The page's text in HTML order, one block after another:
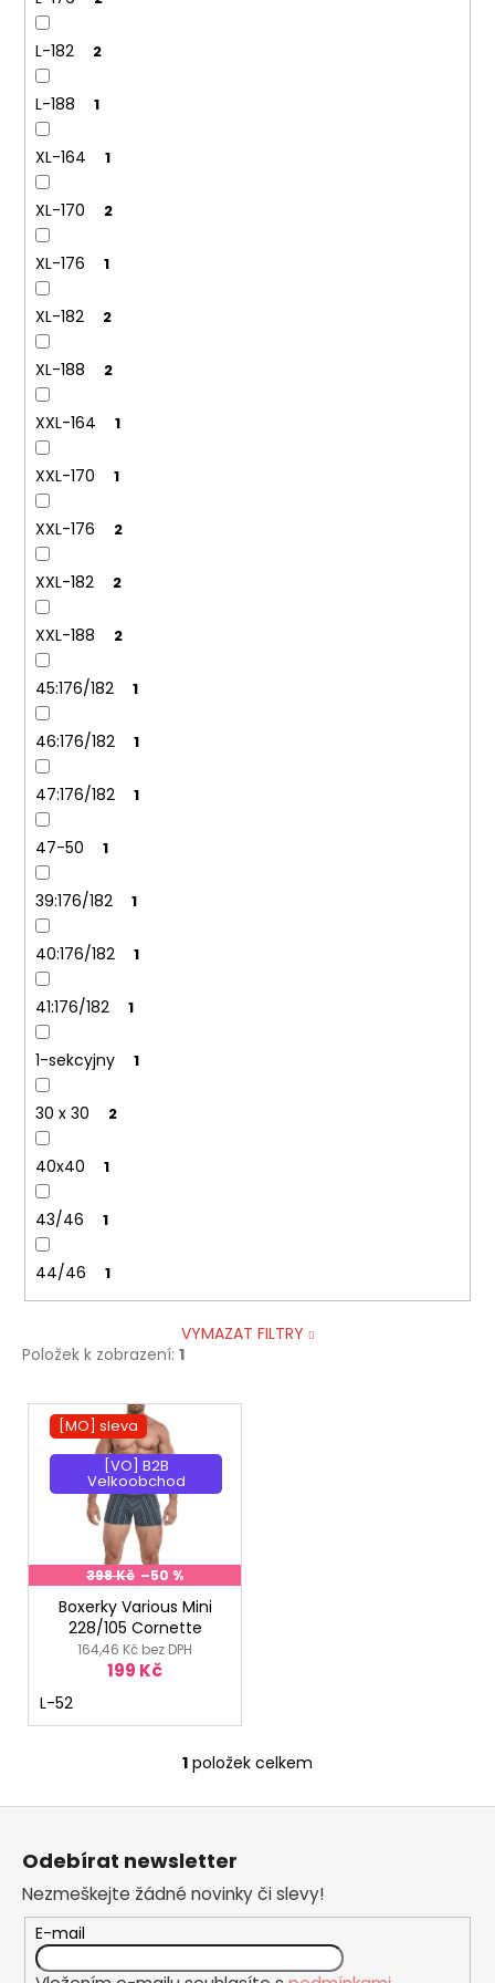
L-182 2
L-188 1
XL-164 1
XL-170 2
XL-176 1
XL-182 2
XL-188 2
XXL-164 1
XXL-170 1
XXL-176 2
XXL-182 2
XXL-188 2
45:176/182 1
46:176/182 1
47:176/182 1
47-50 1
39:176/182 1
40:176/182 1
41:176/182 1
1-sekcyjny 1
30 x 30 2
40x40 1
43/46 1
44/46 1
VYMAZAT FILTRY
Položek k zobrazení: 1
V
r
t
[MO] sleva
[VO] B2B
Velkoobchod
398 Kč –50 %
Boxerky Various Mini
228/105 Cornette
164,46 Kč bez DPH
199 Kč
L-52
O
v
a
c
í
p
1 položek celkem
Z
Odebírat newsletter
Nezmeškejte žádné novinky či slevy!
E-mail